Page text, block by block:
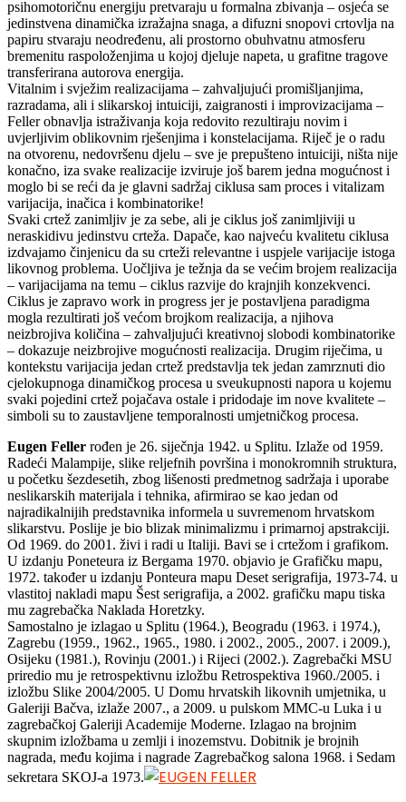
psihomotoričnu energiju pretvaraju u formalna zbivanja – osjeća se
jedinstvena dinamička izražajna snaga, a difuzni snopovi crtovlja na
papiru stvaraju neodređenu, ali prostorno obuhvatnu atmosferu
bremenitu raspoloženjima u kojoj djeluje napeta, u grafitne tragove
transferirana autorova energija.
Vitalnim i svježim realizacijama – zahvaljujući promišljanjima,
razradama, ali i slikarskoj intuiciji, zaigranosti i improvizacijama –
Feller obnavlja istraživanja koja redovito rezultiraju novim i
uvjerljivim oblikovnim rješenjima i konstelacijama. Riječ je o radu
na otvorenu, nedovršenu djelu – sve je prepušteno intuiciji, ništa nije
konačno, iza svake realizacije izviruje još barem jedna mogućnost i
moglo bi se reći da je glavni sadržaj ciklusa sam proces i vitalizam
varijacija, inačica i kombinatorike!
Svaki crtež zanimljiv je za sebe, ali je ciklus još zanimljiviji u
neraskidivu jedinstvu crteža. Dapače, kao najveću kvalitetu ciklusa
izdvajamo činjenicu da su crteži relevantne i uspjele varijacije istoga
likovnog problema. Uočljiva je težnja da se većim brojem realizacija
– varijacijama na temu – ciklus razvije do krajnjih konzekvenci.
Ciklus je zapravo work in progress jer je postavljena paradigma
mogla rezultirati još većom brojkom realizacija, a njihova
neizbrojiva količina – zahvaljujući kreativnoj slobodi kombinatorike
– dokazuje neizbrojive mogućnosti realizacija. Drugim riječima, u
kontekstu varijacija jedan crtež predstavlja tek jedan zamrznuti dio
cjelokupnoga dinamičkog procesa u sveukupnosti napora u kojemu
svaki pojedini crtež pojačava ostale i pridodaje im nove kvalitete –
simboli su to zaustavljene temporalnosti umjetničkog procesa.
Eugen Feller rođen je 26. siječnja 1942. u Splitu. Izlaže od 1959.
Radeći Malampije, slike reljefnih površina i monokromnih struktura,
u početku šezdesetih, zbog lišenosti predmetnog sadržaja i uporabe
neslikarskih materijala i tehnika, afirmirao se kao jedan od
najradikalnijih predstavnika informela u suvremenom hrvatskom
slikarstvu. Poslije je bio blizak minimalizmu i primarnoj apstrakciji.
Od 1969. do 2001. živi i radi u Italiji. Bavi se i crtežom i grafikom.
U izdanju Poneteura iz Bergama 1970. objavio je Grafičku mapu,
1972. također u izdanju Ponteura mapu Deset serigrafija, 1973-74. u
vlastitoj nakladi mapu Šest serigrafija, a 2002. grafičku mapu tiska
mu zagrebačka Naklada Horetzky.
Samostalno je izlagao u Splitu (1964.), Beogradu (1963. i 1974.),
Zagrebu (1959., 1962., 1965., 1980. i 2002., 2005., 2007. i 2009.),
Osijeku (1981.), Rovinju (2001.) i Rijeci (2002.). Zagrebački MSU
priredio mu je retrospektivnu izložbu Retrospektiva 1960./2005. i
izložbu Slike 2004/2005. U Domu hrvatskih likovnih umjetnika, u
Galeriji Bačva, izlaže 2007., a 2009. u pulskom MMC-u Luka i u
zagrebačkoj Galeriji Academije Moderne. Izlagao na brojnim
skupnim izložbama u zemlji i inozemstvu. Dobitnik je brojnih
nagrada, među kojima i nagrade Zagrebačkog salona 1968. i Sedam
sekretara SKOJ-a 1973.